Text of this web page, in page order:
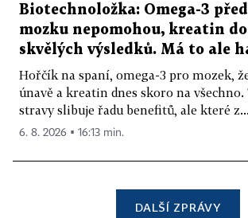
Biotechnoložka: Omega-3
mozku nepomohou, kreatin
skvělých výsledků. Má to ale
Hořčík na spaní, omega-3 pro mozek,
únavě a kreatin dnes skoro na
stravy slibuje řadu benefitů, ale které z...
6. 8. 2026 ▪ 16:13 min.
DALŠÍ ZPRÁVY